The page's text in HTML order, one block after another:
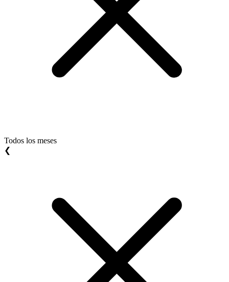
Todos los meses
❮